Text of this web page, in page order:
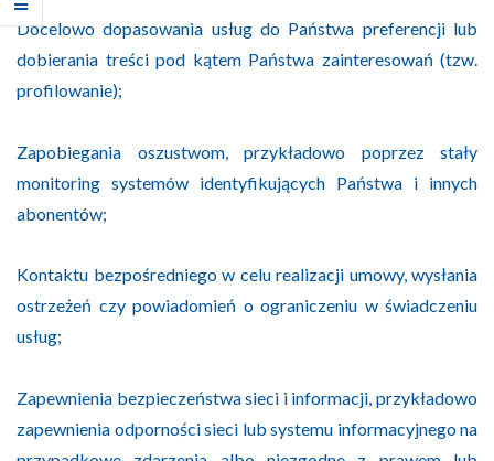
Docelowo dopasowania usług do Państwa preferencji lub
dobierania treści pod kątem Państwa zainteresowań (tzw.
profilowanie);
Zapobiegania oszustwom, przykładowo poprzez stały
monitoring systemów identyfikujących Państwa i innych
abonentów;
Kontaktu bezpośredniego w celu realizacji umowy, wysłania
ostrzeżeń czy powiadomień o ograniczeniu w świadczeniu
usług;
Zapewnienia bezpieczeństwa sieci i informacji, przykładowo
zapewnienia odporności sieci lub systemu informacyjnego na